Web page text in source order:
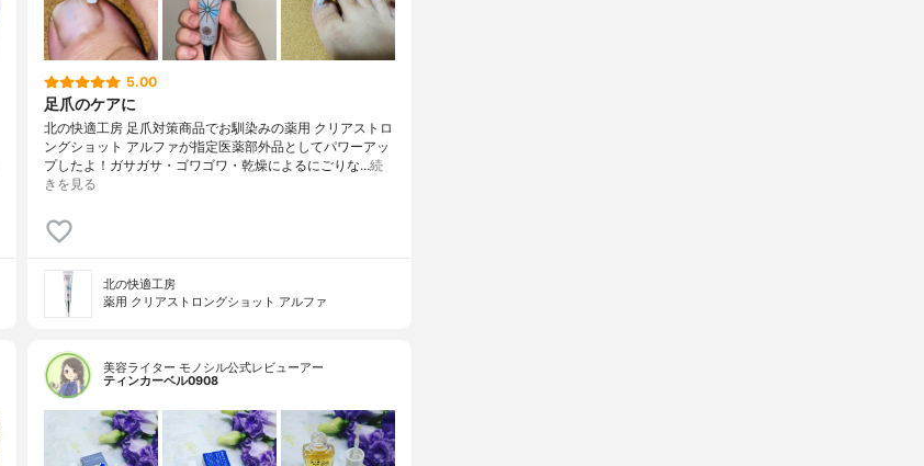
5.00
足爪のケアに
北の快適工房 足爪対策商品でお馴染みの薬用 クリアストロ
ングショット アルファが指定医薬部外品としてパワーアッ
プしたよ！ガサガサ・ゴワゴワ・乾燥によるにごりな…続
きを見る
北の快適工房
薬用 クリアストロングショット アルファ
美容ライター モノシル公式レビューアー
ティンカーベル0908